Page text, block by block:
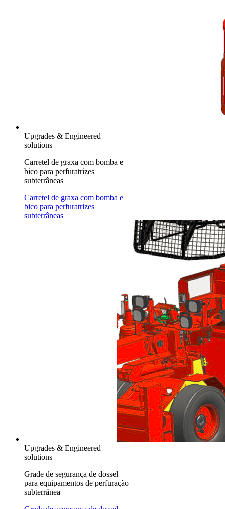
Upgrades & Engineered
solutions
Carretel de graxa com bomba e
bico para perfuratrizes
subterrâneas
Carretel de graxa com bomba e
bico para perfuratrizes
subterrâneas
Upgrades & Engineered
solutions
Grade de segurança de dossel
para equipamentos de perfuração
subterrânea